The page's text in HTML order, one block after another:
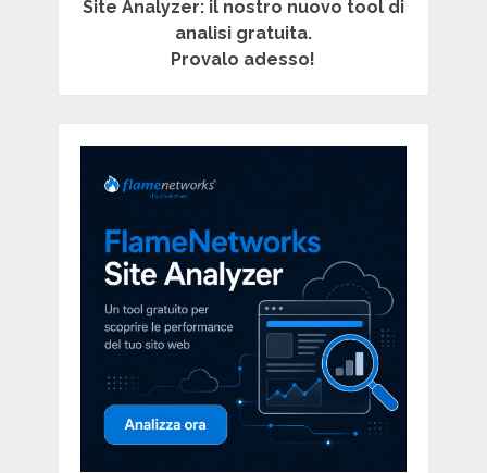
Site Analyzer: il nostro nuovo tool di
analisi gratuita.
Provalo adesso!